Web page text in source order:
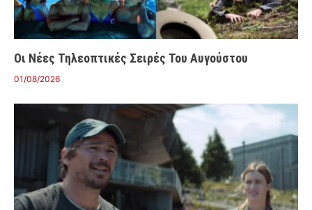
Οι Νέες Τηλεοπτικές Σειρές Του Αυγούστου
01/08/2026